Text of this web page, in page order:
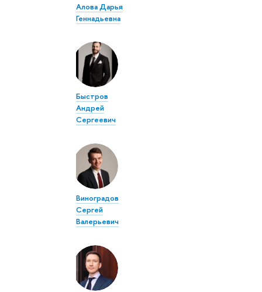
Алова Дарья
Геннадьевна
Быстров
Андрей
Сергеевич
Виноградов
Сергей
Валерьевич